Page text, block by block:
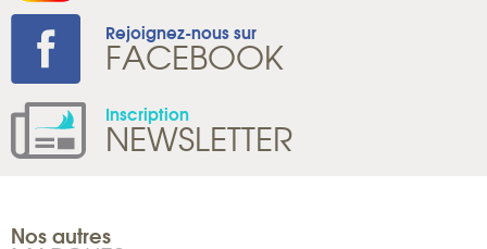
Rejoignez-nous sur
FACEBOOK
Inscription
NEWSLETTER
Nos autres